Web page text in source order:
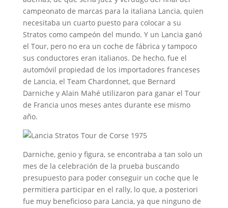
campeonato de marcas para la italiana Lancia, quien
necesitaba un cuarto puesto para colocar a su
Stratos como campeón del mundo. Y un Lancia ganó
el Tour, pero no era un coche de fábrica y tampoco
sus conductores eran italianos. De hecho, fue el
automóvil propiedad de los importadores franceses
de Lancia, el Team Chardonnet, que Bernard
Darniche y Alain Mahé utilizaron para ganar el Tour
de Francia unos meses antes durante ese mismo
año.
Darniche, genio y figura, se encontraba a tan solo un
mes de la celebración de la prueba buscando
presupuesto para poder conseguir un coche que le
permitiera participar en el rally, lo que, a posteriori
fue muy beneficioso para Lancia, ya que ninguno de